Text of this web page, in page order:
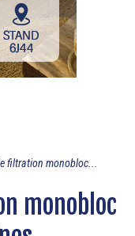
filtration monobloc...
monobloc